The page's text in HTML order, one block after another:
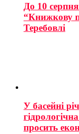
До 10
“Книжкову
Теребовлі
У басейні
просить